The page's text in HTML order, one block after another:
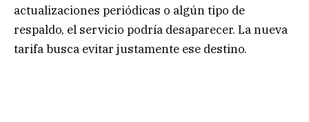
actualizaciones periódicas o algún tipo de
respaldo, el servicio podría desaparecer. La nueva
tarifa busca evitar justamente ese destino.